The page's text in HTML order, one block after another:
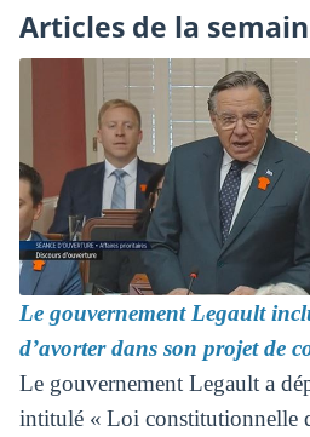
Articles de la
Le gouvernement Legault
d’avorter dans son projet de
Le gouvernement Legault a
intitulé « Loi constitutionnelle